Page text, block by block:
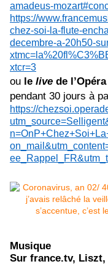
amadeus-
https://
chez-soi-la-flute-
decembre-a-20h50-
xtcr=3
ou le live de
pendant 30 jours à
https://
Musique
Sur france.tv,